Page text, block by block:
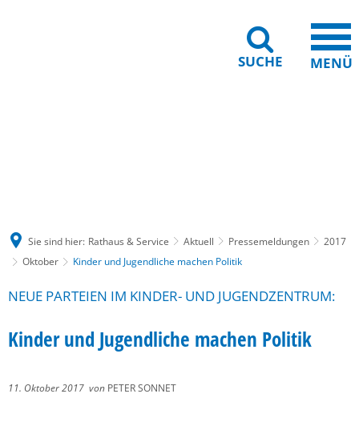
SUCHE MENÜ
Sie sind hier: Rathaus & Service Aktuell Pressemeldungen
2017
Oktober
Kinder und Jugendliche machen Politik
NEUE PARTEIEN IM KINDER- UND JUGENDZENTRUM:
Kinder und Jugendliche machen Politik
11. Oktober 2017 von PETER SONNET